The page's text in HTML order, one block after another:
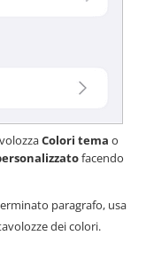
Colori tema o
facendo
paragrafo, usa
dei colori.